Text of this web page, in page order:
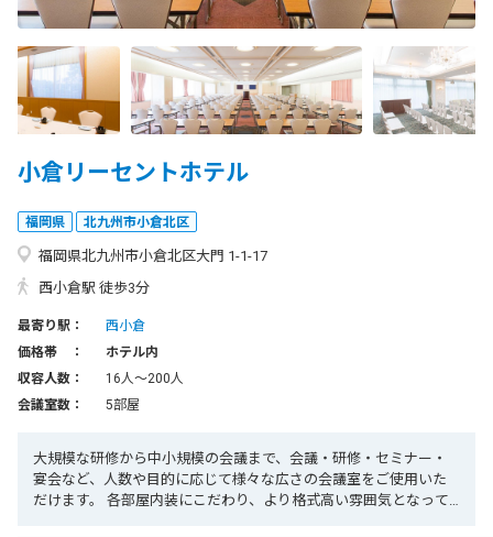
小倉リーセントホテル
福岡県 北九州市小倉北区
福岡県北九州市小倉北区大門 1-1-17
西小倉駅 徒歩3分
最寄り駅：
西小倉
価格帯 ：
ホテル内
収容人数：
16人〜200人
会議室数：
5部屋
大規模な研修から中小規模の会議まで、会議・研修・セミナー・
宴会など、人数や目的に応じて様々な広さの会議室をご使用いた
だけます。 各部屋内装にこだわり、より格式高い雰囲気となって